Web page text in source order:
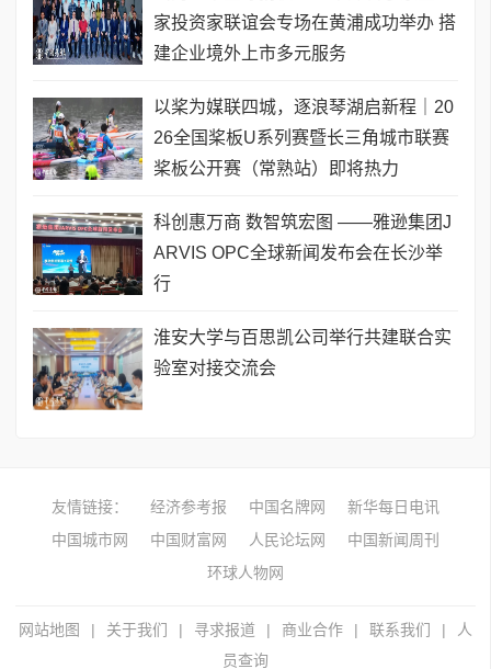
家投资家联谊会专场在黄浦成功举办 搭
建企业境外上市多元服务
以桨为媒联四城，逐浪琴湖启新程｜20
26全国桨板U系列赛暨长三角城市联赛
桨板公开赛（常熟站）即将热力
科创惠万商 数智筑宏图 ——雅逊集团J
ARVIS OPC全球新闻发布会在长沙举
行
淮安大学与百思凯公司举行共建联合实
验室对接交流会
友情链接： 经济参考报 中国名牌网
新华每日电讯
中国城市网
中国财富网 人民论坛网
中国新闻周刊
环球人物网
网站地图 | 关于我们 | 寻求报道 | 商业合作 | 联系我们 |
人
员查询